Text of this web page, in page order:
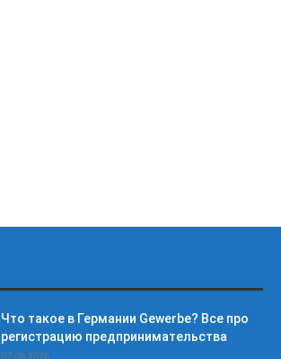
Что такое в Германии Gewerbe? Все про
регистрацию предпринимательства
07.08.2026